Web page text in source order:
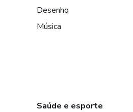
Desenho
Música
Saúde e esporte